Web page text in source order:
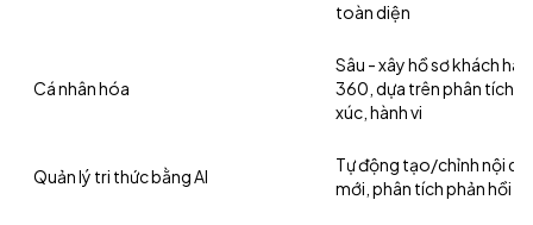
toàn diện
Cá nhân hóa
Sâu - xây hồ sơ khách
360, dựa trên phân tích
xúc, hành vi
Quản lý tri thức bằng AI
Tự động tạo/chỉnh nội
mới, phân tích phản hồi